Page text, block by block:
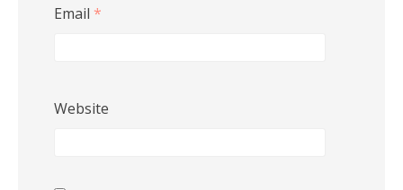
Email *
Website